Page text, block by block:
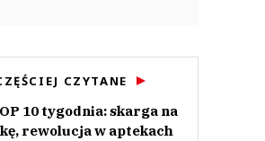
CZYTANE
10 tygodnia: skarga na
rewolucja w aptekach